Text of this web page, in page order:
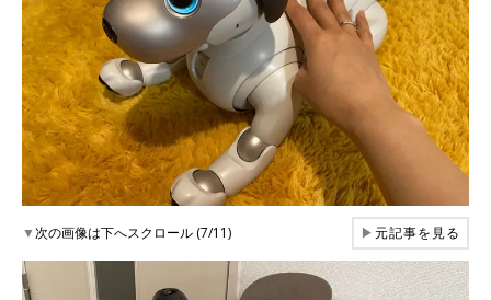
▼次の画像は下へスクロール (7/11) ▶元記事を見る